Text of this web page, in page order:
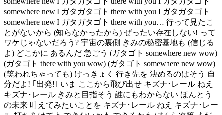
somewhere new I ガタガタゴト there with you I ガタガタゴト
somewhere new I ガタガタゴト there with you… 行って見たこ
とがないから (知らなかったから) ぜったい存在しない! って
ワケじゃないだろう? 宇宙の裏側 きみの秘密基地も (信じる
よ) どこかに あるんだ 急ごう (ガタゴト somewhere new wow)
(ガタゴト there with you wow) (ガタゴト somewhere new wow)
(笑われちゃっても) けっきょく 行き先を 決めるのはそう 自
分だよ! ｢出発!｣ いま ここから飛び出せ キズナ･レール ねえ
キズナ･レール きみと目指そう 誰にもわからない ほんとう
の未来 叶えてみたいことを キズナ･レール ねえ キズナ･レー